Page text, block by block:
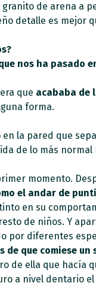
de arena a
detalle es mejor
nos ha pasado
que acababa de
forma.
la pared que
de lo más normal
momento.
el andar de
en su
de niños. Y
por diferentes
de que comiese
de ella que hacía
a nivel dentario